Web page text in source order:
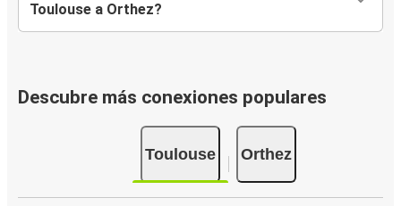
Toulouse a Orthez?
Descubre más conexiones populares
Toulouse Orthez